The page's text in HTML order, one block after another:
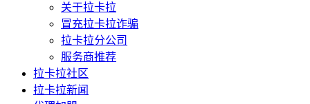
关于拉卡拉
冒充拉卡拉诈骗
拉卡拉分公司
服务商推荐
拉卡拉社区
拉卡拉新闻